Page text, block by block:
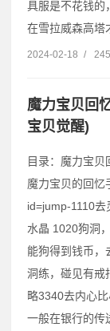
具服是不花钱的
在雪拉威森高塔
2024-02-18 /
魔力宝贝回
宝贝觉醒)
目录：魔力宝
魔力宝贝的回忆
id=jump-1110
水晶 1020狗洞
能狗得到钱币，
洞练，碰见有戒
略3340去内心
一般在银行的传